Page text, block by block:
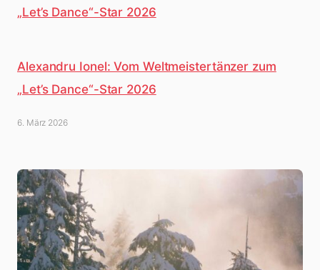
Alexandru Ionel: Vom Weltmeistertänzer zum
„Let’s Dance“-Star 2026
6. März 2026